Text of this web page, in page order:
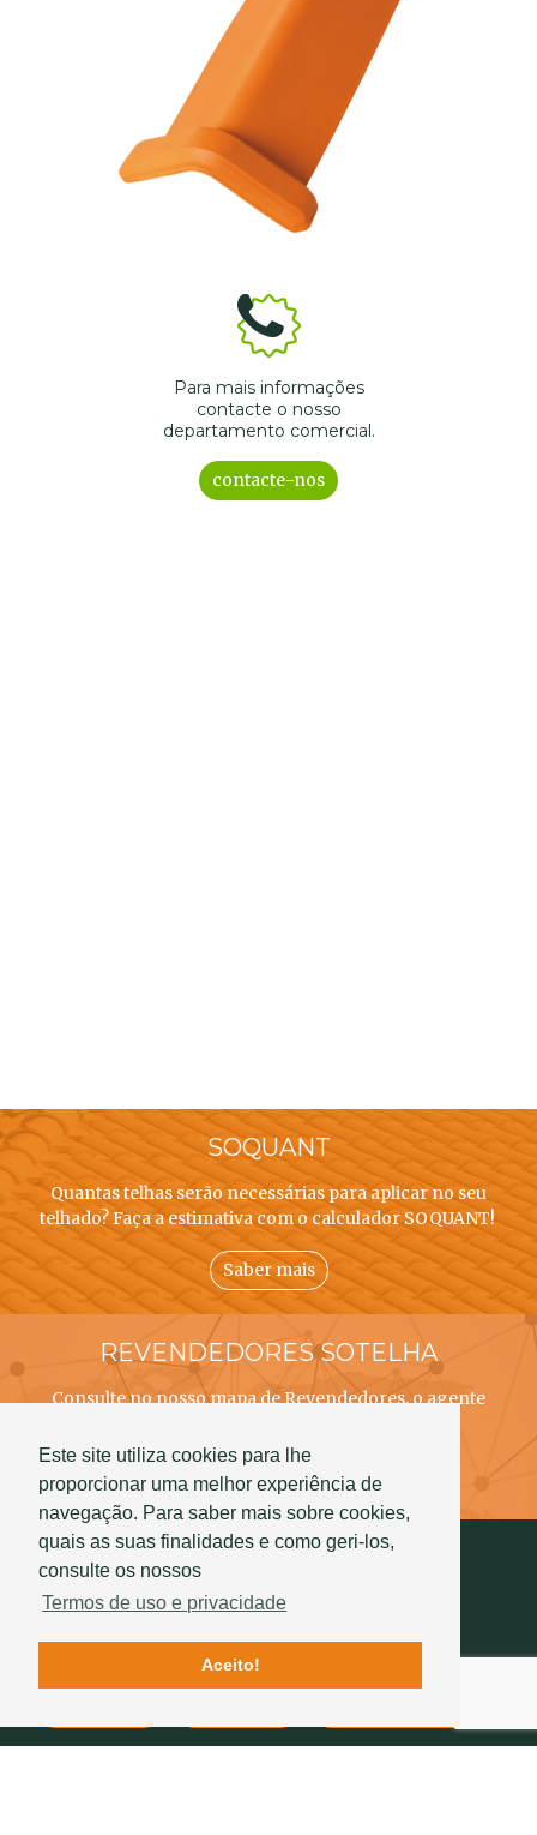
Este site utiliza cookies para lhe
proporcionar uma melhor experiência de
navegação. Para saber mais sobre cookies,
quais as suas finalidades e como geri-los,
consulte os nossos
Termos de uso e privacidade
Aceito!
Para mais informações
contacte o nosso
departamento comercial.
contacte-nos
SOQUANT
Quantas telhas serão necessárias para aplicar no seu
telhado? Faça a estimativa com o calculador SOQUANT!
Saber mais
REVENDEDORES SOTELHA
Consulte no nosso mapa de Revendedores, o agente
Saber mais